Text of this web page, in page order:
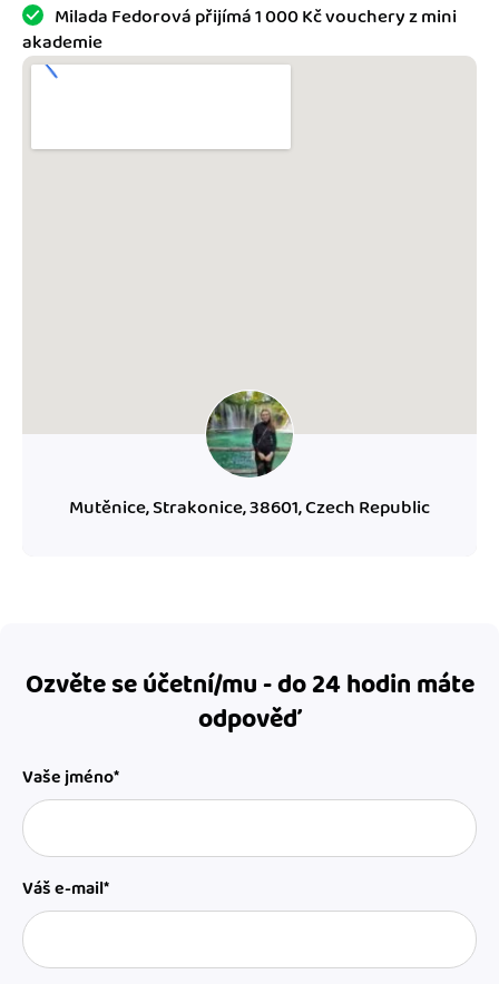
Spřátelené účetní
Katalog doplňků
Jak se vyznat ve fakturaci
Blog
Milada Fedorová přijímá 1 000 Kč vouchery z mini
akademie
Mutěnice, Strakonice, 38601, Czech Republic
Ozvěte se účetní/mu - do 24 hodin máte
odpověď
Vaše jméno*
Váš e-mail*